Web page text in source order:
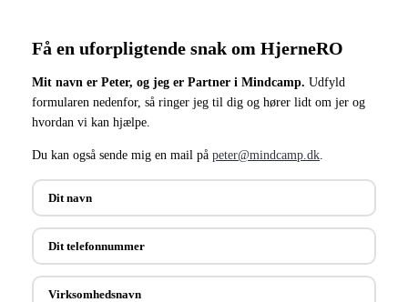
Få en uforpligtende snak om HjerneRO
Mit navn er Peter, og jeg er Partner i Mindcamp. Udfyld
formularen nedenfor, så ringer jeg til dig og hører lidt om jer og
hvordan vi kan hjælpe.
Du kan også sende mig en mail på peter@mindcamp.dk.